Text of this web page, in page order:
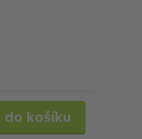
košíku